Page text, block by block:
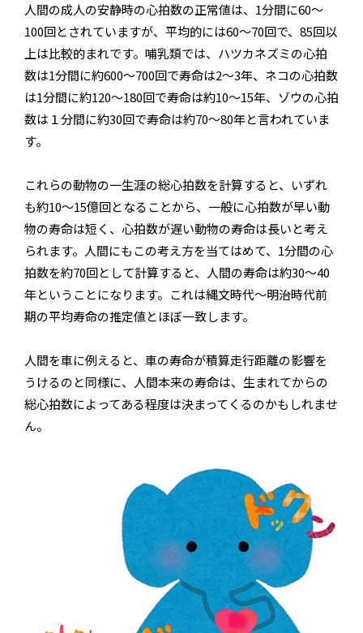
人間の成人の安静時の心拍数の正常値は、1分間に60～
100回とされていますが、平均的には60～70回で、85回以
上は比較的まれです。哺乳類では、ハツカネズミの心拍
数は1分間に約600～700回で寿命は2～3年、ネコの心拍数
は1分間に約120～180回で寿命は約10～15年、ゾウの心拍
数は１分間に約30回で寿命は約70～80年と言われていま
す。
これらの動物の一生涯の総心拍数を計算すると、いずれ
も約10～15億回となることから、一般に心拍数が早い動
物の寿命は短く、心拍数が遅い動物の寿命は長いと考え
られます。人間にもこの考え方を当てはめて、1分間の心
拍数を約70回として計算すると、人間の寿命は約30～40
年ということになります。これは縄文時代～明治時代前
期の平均寿命の推定値とほぼ一致します。
人間を車に例えると、車の寿命が積算走行距離の影響を
うけるのと同様に、人間本来の寿命は、生まれてからの
総心拍数によってある程度は決まってくるのかもしれませ
ん。